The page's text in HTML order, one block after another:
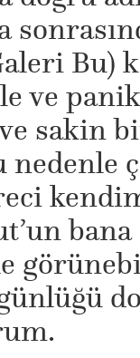
Bu)
ve
sakin